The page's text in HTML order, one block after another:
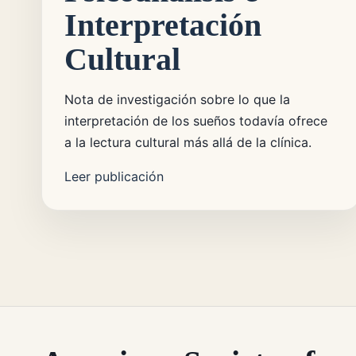
Interpretación
Cultural
Nota de investigación sobre lo que la
interpretación de los sueños todavía ofrece
a la lectura cultural más allá de la clínica.
Leer publicación